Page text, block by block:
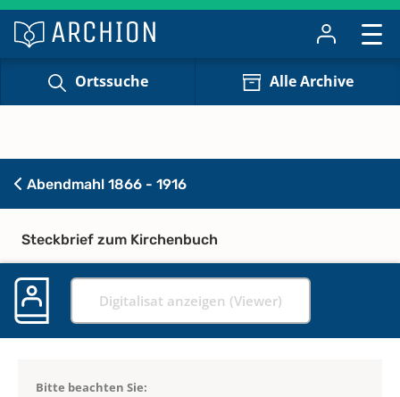
Ortssuche Alle Archive
Abendmahl 1866 - 1916
Steckbrief zum Kirchenbuch
Digitalisat anzeigen (Viewer)
Bitte beachten Sie: